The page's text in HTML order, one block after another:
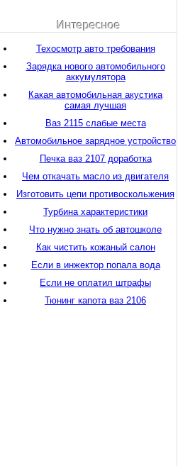
Интересное
Техосмотр авто требования
Зарядка нового автомобильного
аккумулятора
Какая автомобильная акустика
самая лучшая
Ваз 2115 слабые места
Автомобильное зарядное устройство
Печка ваз 2107 доработка
Чем откачать масло из двигателя
Изготовить цепи противоскольжения
Турбина характеристики
Что нужно знать об автошколе
Как чистить кожаный салон
Если в инжектор попала вода
Если не оплатил штрафы
Тюнинг капота ваз 2106